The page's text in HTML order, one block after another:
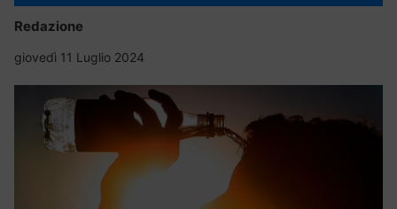
Redazione
giovedì 11 Luglio 2024